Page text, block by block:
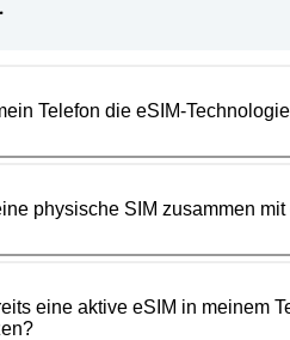
Telefon die eSIM-
physische SIM zusammen
eine aktive eSIM in meinem